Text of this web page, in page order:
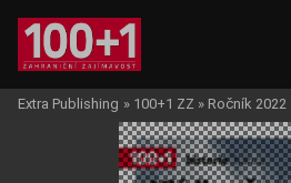
Extra Publishing » 100+1 ZZ » Ročník 2022